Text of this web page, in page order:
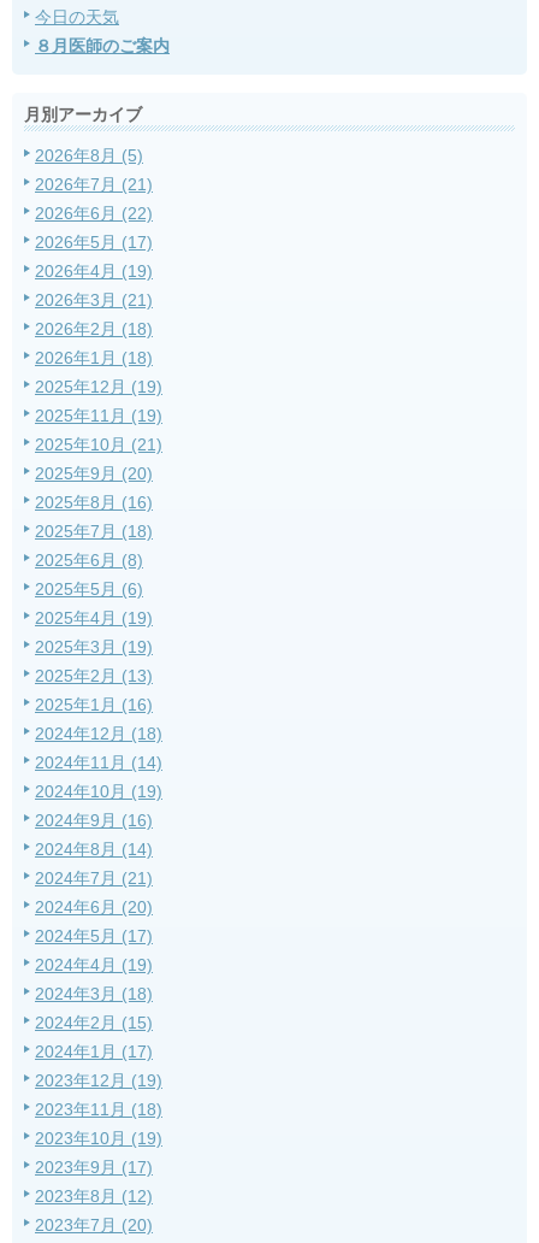
今日の天気
８月医師のご案内
月別アーカイブ
2026年8月 (5)
2026年7月 (21)
2026年6月 (22)
2026年5月 (17)
2026年4月 (19)
2026年3月 (21)
2026年2月 (18)
2026年1月 (18)
2025年12月 (19)
2025年11月 (19)
2025年10月 (21)
2025年9月 (20)
2025年8月 (16)
2025年7月 (18)
2025年6月 (8)
2025年5月 (6)
2025年4月 (19)
2025年3月 (19)
2025年2月 (13)
2025年1月 (16)
2024年12月 (18)
2024年11月 (14)
2024年10月 (19)
2024年9月 (16)
2024年8月 (14)
2024年7月 (21)
2024年6月 (20)
2024年5月 (17)
2024年4月 (19)
2024年3月 (18)
2024年2月 (15)
2024年1月 (17)
2023年12月 (19)
2023年11月 (18)
2023年10月 (19)
2023年9月 (17)
2023年8月 (12)
2023年7月 (20)